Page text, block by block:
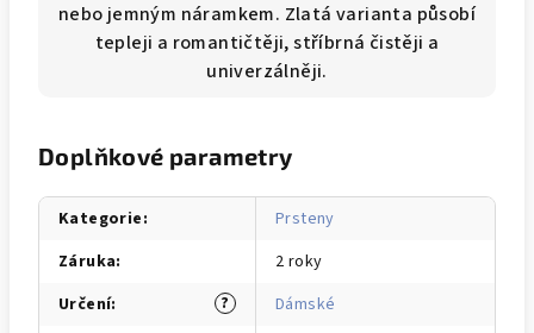
nebo jemným náramkem. Zlatá varianta působí
tepleji a romantičtěji, stříbrná čistěji a
univerzálněji.
Doplňkové parametry
Kategorie:
Prsteny
Záruka:
2 roky
?
Určení:
Dámské